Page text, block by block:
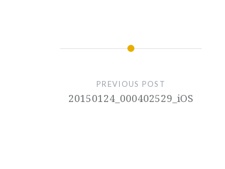
PREVIOUS POST
20150124_000402529_iOS